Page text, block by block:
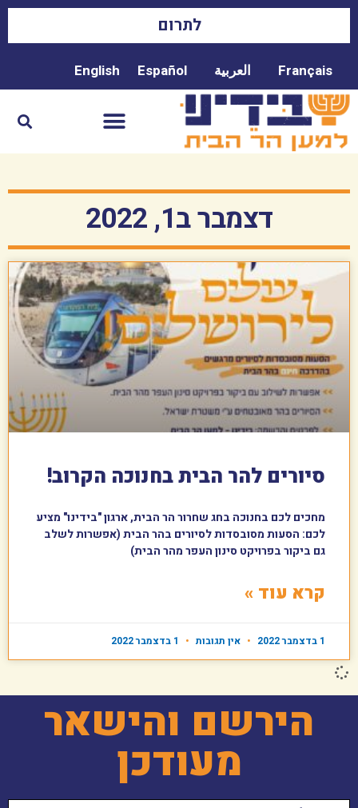
לתרום
Français العربية Español
English
דצמבר ב1, 2022
סיורים להר הבית בחנוכה הקרוב!
מחכים לכם בחנוכה בחג שחרור הר הבית, ארגון "בידינו" מציע
לכם: הסעות מסובסדות לסיורים בהר הבית (אפשרות לשלב
גם ביקור בפרויקט סינון העפר מהר הבית)
קרא עוד »
1 בדצמבר 2022 אין תגובות
הירשם והישאר
מעודכן